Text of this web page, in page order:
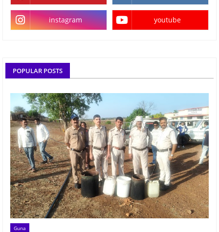
instagram youtube
POPULAR POSTS
Guna